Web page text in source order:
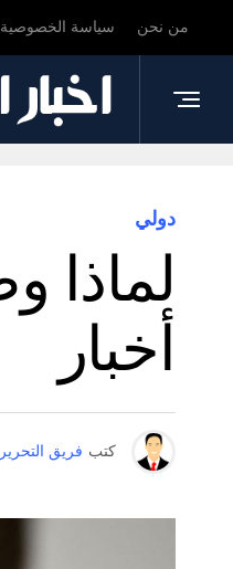
من نحن سياسة الخصوصية
دولي
أخبار
كتب فريق التحرير